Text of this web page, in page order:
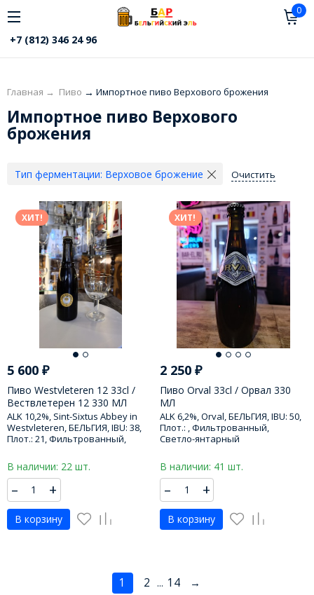
0
+7 (812) 346 24 96
Главная → Пиво → Импортное пиво Верхового брожения
Импортное пиво Верхового
брожения
Тип ферментации: Верховое брожение Очистить
ХИТ!
5 600 ₽
Пиво Westvleteren 12 33cl /
Вествлетерен 12 330 МЛ
ALK 10,2%, Sint-Sixtus Abbey in
Westvleteren, БЕЛЬГИЯ, IBU: 38,
Плот.: 21, Фильтрованный,
В наличии: 22 шт.
– +
В корзину
ХИТ!
2 250₽
Пиво Orval 33cl / Орвал 330
МЛ
ALK 6,2%, Orval, БЕЛЬГИЯ, IBU: 50,
Плот.: , Фильтрованный,
Светло-янтарный
В наличии: 41 шт.
– +
В корзину
1 2 ... 14 →